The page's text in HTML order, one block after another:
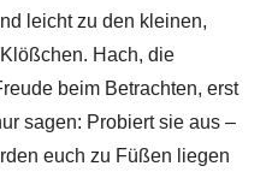
leicht zu den kleinen,
Hach, die
beim Betrachten, erst
sagen: Probiert sie aus –
euch zu Füßen liegen